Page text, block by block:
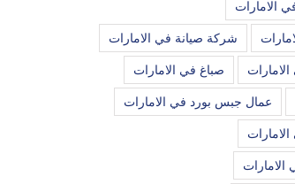
الامارات
شركة صيانة في الامارات
صباغ في الامارات
عمال جبس بورد في الامارات